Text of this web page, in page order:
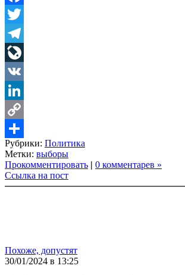
Facebook
Twitter
Telegram
LiveJournal
VK
LinkedIn
Copy
Link
Share
Рубрики: Политика
Метки: выборы
Прокомментировать | 0 комментарев »
Ссылка на пост
Похоже, допустят
30/01/2024 в 13:25